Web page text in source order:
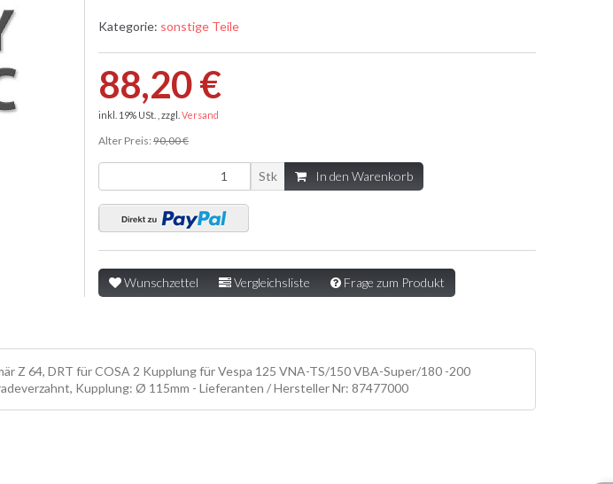
Kategorie: sonstige Teile
88,20 €
inkl. 19% USt. , zzgl. Versand
Alter Preis: 90,00 €
Stk In den Warenkorb
Wunschzettel Vergleichsliste Frage zum Produkt
Z 64, DRT für COSA 2 Kupplung für Vespa 125 VNA-TS/150 VBA-Super/180 -200
Kupplung: Ø 115mm - Lieferanten / Hersteller Nr: 87477000